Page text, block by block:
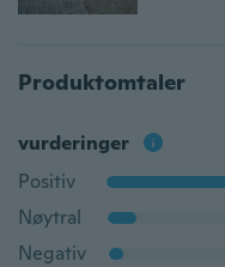
Produktomtaler
vurderinger
Positiv
Nøytral
Negativ